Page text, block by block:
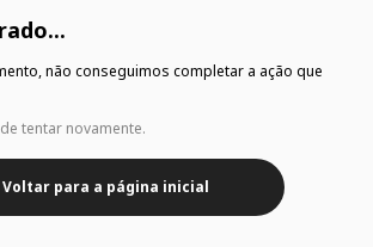
não conseguimos completar a ação que
tentar novamente.
Voltar para a página inicial